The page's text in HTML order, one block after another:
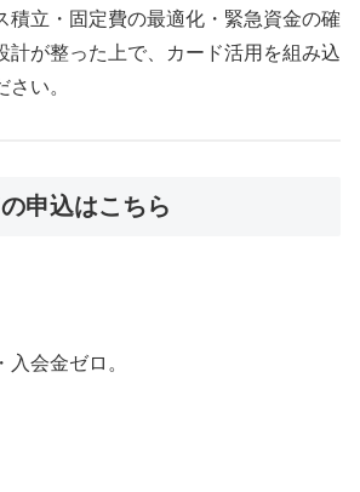
積立・固定費の最適化・緊急資金の確
計が整った上で、カード活用を組み込
い。
申込はこちら
会金ゼロ。